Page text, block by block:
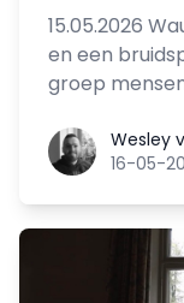
15.05.2026
en een
groep
Wesley van
Wesley
16-05-